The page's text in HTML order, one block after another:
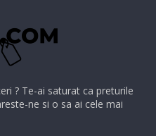
? Te-ai saturat ca preturile
ne si o sa ai cele mai